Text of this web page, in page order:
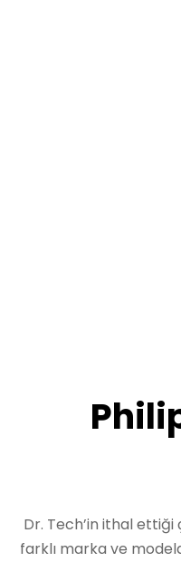
Dr. Tech’in ithal ettiği
farklı marka ve